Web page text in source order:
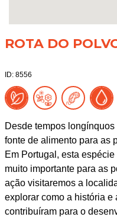
ROTA DO
ID: 8556
Desde tempos
fonte de alimento para as
Em Portugal, esta
muito importante para as
ação visitaremos a
explorar como a história e
contribuíram para o